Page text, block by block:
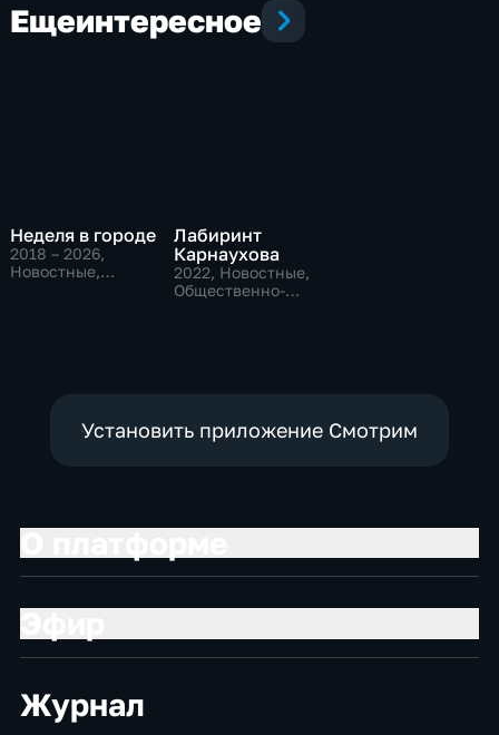
Ещеинтересное
Неделя в городе
2018 – 2026,
Новостные,
Лабиринт
Карнаухова
2022, Новостные,
Общественно-
Установить приложение Смотрим
Журнал